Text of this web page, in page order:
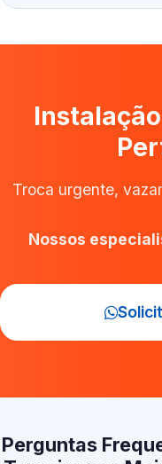
Troca urgente,
Nossos
Perguntas